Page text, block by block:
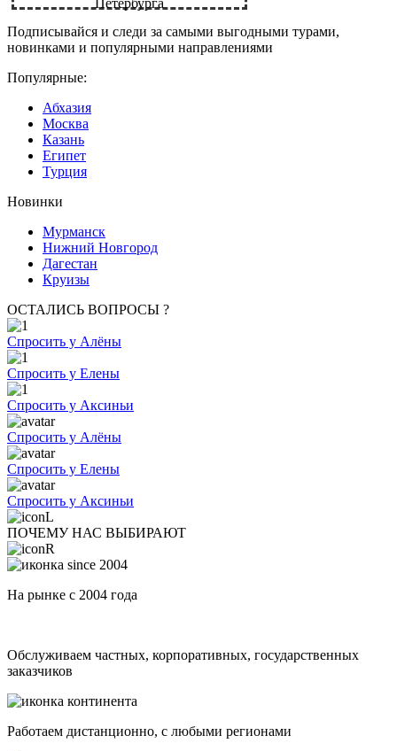
Подписывайся и следи за самыми выгодными турами,
новинками и популярными направлениями
Популярные:
Абхазия
Москва
Казань
Египет
Турция
Новинки
Мурманск
Нижний Новгород
Дагестан
Круизы
ОСТАЛИСЬ ВОПРОСЫ ?
Спросить у Алёны
Спросить у Елены
Спросить у Аксиньи
Спросить у Алёны
Спросить у Елены
Спросить у Аксиньи
ПОЧЕМУ НАС ВЫБИРАЮТ
На рынке с 2004 года
Обслуживаем частных, корпоративных, государственных
заказчиков
Работаем дистанционно, с любыми регионами